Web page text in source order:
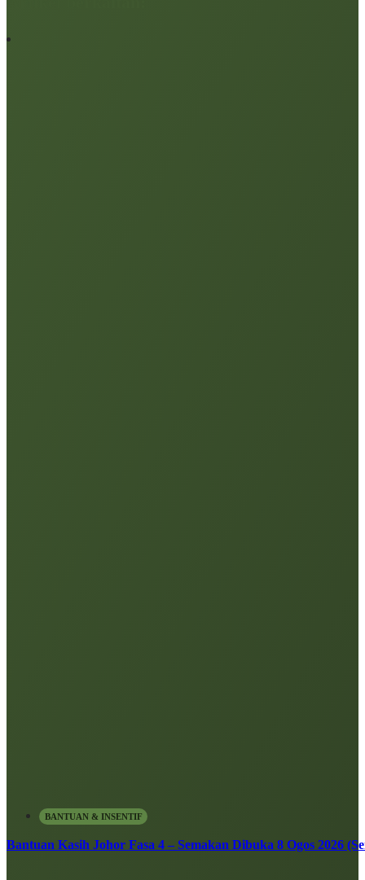
BANTUAN & INSENTIF
Bantuan Kasih Johor Fasa 4 – Semakan Dibuka 8 Ogos 2026